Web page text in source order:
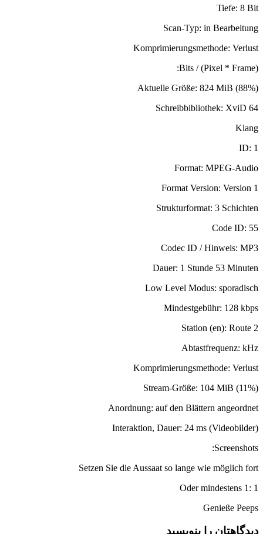
Tiefe: 8 Bit
Scan-Typ: in Bearbeitung
Komprimierungsmethode: Verlust
Bits / (Pixel * Frame):
Aktuelle Größe: 824 MiB (88%)
Schreibbibliothek: XviD 64
Klang
ID: 1
Format: MPEG-Audio
Format Version: Version 1
Strukturformat: 3 Schichten
Code ID: 55
Codec ID / Hinweis: MP3
Dauer: 1 Stunde 53 Minuten
Low Level Modus: sporadisch
Mindestgebühr: 128 kbps
Station (en): Route 2
Abtastfrequenz: kHz
Komprimierungsmethode: Verlust
Stream-Größe: 104 MiB (11%)
Anordnung: auf den Blättern angeordnet
Interaktion, Dauer: 24 ms (Videobilder)
Screenshots:
Setzen Sie die Aussaat so lange wie möglich fort
Oder mindestens 1: 1
Genieße Peeps
دیدگاهتان را بنویسید